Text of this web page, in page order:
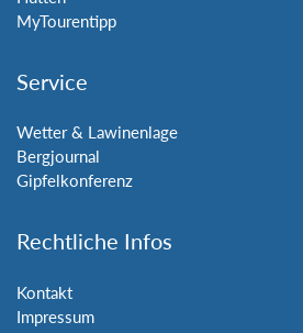
MyTourentipp
Service
Wetter & Lawinenlage
Bergjournal
Gipfelkonferenz
Rechtliche Infos
Kontakt
Impressum